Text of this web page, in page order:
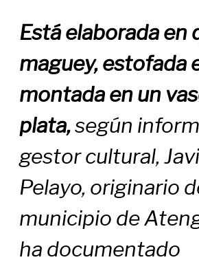
Está elaborada en
maguey, estofada
montada en un
plata,según
gestor cultural,
Pelayo, originario
municipio de
ha documentado